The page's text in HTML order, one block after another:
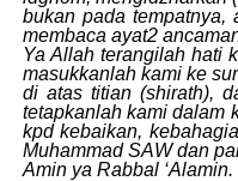
bukan pada tempatnya,
membaca ayat2
Ya Allah terangilah hati
masukkanlah kami ke
di atas titian (shirath),
tetapkanlah kami dalam
kpd kebaikan,
Muhammad SAW dan
Amin ya Rabbal ‘Alamin.